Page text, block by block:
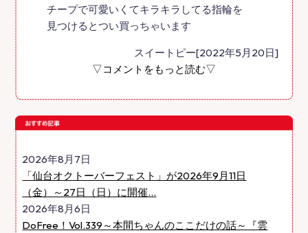
チープで可愛いくてキラキラしてる指輪を
見つけるとつい買っちゃいます
スイートピー[2022年5月20日]
▽コメントをもっと読む▽
2026年8月7日
「仙台オクトーバーフェスト」が2026年9月11日
（金）～27日（日）に開催...
2026年8月6日
DoFree！Vol.339～本間ちゃんのここだけの話～『雲